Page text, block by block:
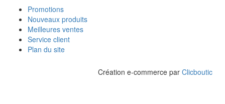
Promotions
Nouveaux produits
Meilleures ventes
Service client
Plan du site
Création e-commerce par Clicboutic